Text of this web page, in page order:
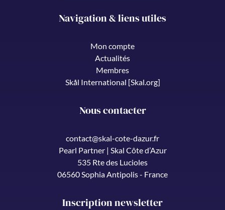
Navigation & liens utiles
Mon compte
Actualités
Membres
Skål International [Skal.org]
Nous contacter
contact@skal-cote-dazur.fr
Pearl Partner | Skal Côte d’Azur
535 Rte des Lucioles
06560 Sophia Antipolis - France
Inscription newsletter